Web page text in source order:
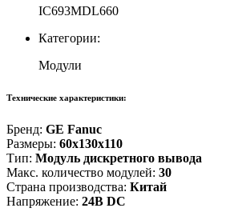
IC693MDL660
Категории:
Модули
Технические характеристики:
Бренд: GE Fanuc
Размеры: 60x130x110
Тип: Модуль дискретного вывода
Макс. количество модулей: 30
Страна производства: Китай
Напряжение: 24В DC